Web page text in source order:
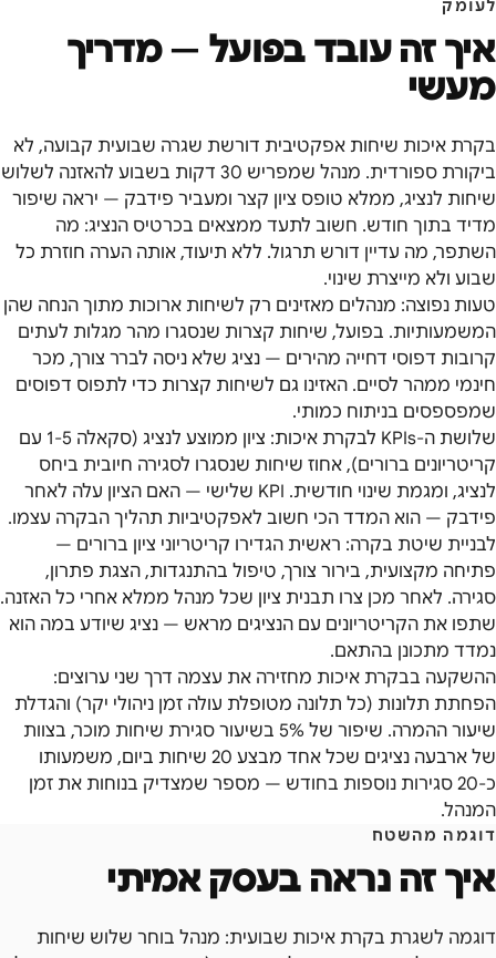
לעומק
איך זה עובד בפועל — מדריך
מעשי
בקרת איכות שיחות אפקטיבית דורשת שגרה שבועית קבועה, לא
ביקורת ספורדית. מנהל שמפריש 30 דקות בשבוע להאזנה לשלוש
שיחות לנציג, ממלא טופס ציון קצר ומעביר פידבק — יראה שיפור
מדיד בתוך חודש. חשוב לתעד ממצאים בכרטיס הנציג: מה
השתפר, מה עדיין דורש תרגול. ללא תיעוד, אותה הערה חוזרת כל
שבוע ולא מייצרת שינוי.
טעות נפוצה: מנהלים מאזינים רק לשיחות ארוכות מתוך הנחה שהן
המשמעותיות. בפועל, שיחות קצרות שנסגרו מהר מגלות לעתים
קרובות דפוסי דחייה מהירים — נציג שלא ניסה לברר צורך, מכר
חינמי ממהר לסיים. האזינו גם לשיחות קצרות כדי לתפוס דפוסים
שמפספסים בניתוח כמותי.
שלושת ה-KPIs לבקרת איכות: ציון ממוצע לנציג (סקאלה 1-5 עם
קריטריונים ברורים), אחוז שיחות שנסגרו לסגירה חיובית ביחס
לנציג, ומגמת שינוי חודשית. KPI שלישי — האם הציון עלה לאחר
פידבק — הוא המדד הכי חשוב לאפקטיביות תהליך הבקרה עצמו.
לבניית שיטת בקרה: ראשית הגדירו קריטריוני ציון ברורים —
פתיחה מקצועית, בירור צורך, טיפול בהתנגדות, הצגת פתרון,
סגירה. לאחר מכן צרו תבנית ציון שכל מנהל ממלא אחרי כל האזנה.
שתפו את הקריטריונים עם הנציגים מראש — נציג שיודע במה הוא
נמדד מתכונן בהתאם.
ההשקעה בבקרת איכות מחזירה את עצמה דרך שני ערוצים:
הפחתת תלונות (כל תלונה מטופלת עולה זמן ניהולי יקר) והגדלת
שיעור ההמרה. שיפור של 5% בשיעור סגירת שיחות מוכר, בצוות
של ארבעה נציגים שכל אחד מבצע 20 שיחות ביום, משמעותו
כ-20 סגירות נוספות בחודש — מספר שמצדיק בנוחות את זמן
המנהל.
דוגמה מהשטח
איך זה נראה בעסק אמיתי
דוגמה לשגרת בקרת איכות שבועית: מנהל בוחר שלוש שיחות